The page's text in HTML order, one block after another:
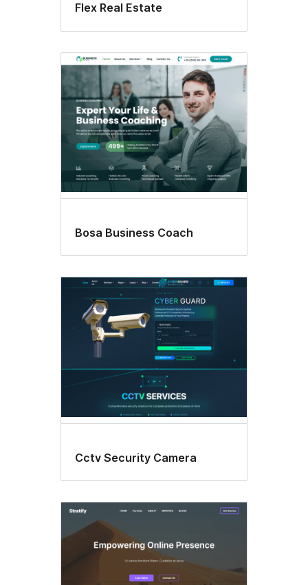
Flex Real Estate
Bosa Business Coach
Cctv Security Camera